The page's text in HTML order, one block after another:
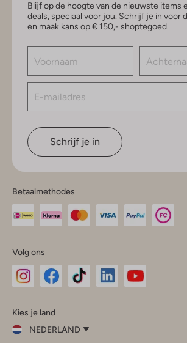
Blijf op de hoogte van de nieuwste items
deals, speciaal voor jou. Schrijf je in voor
en maak kans op € 150,- shoptegoed.
Schrijf je in
Betaalmethodes
Volg ons
InstagramFacebook
Kies je land
NEDERLAND